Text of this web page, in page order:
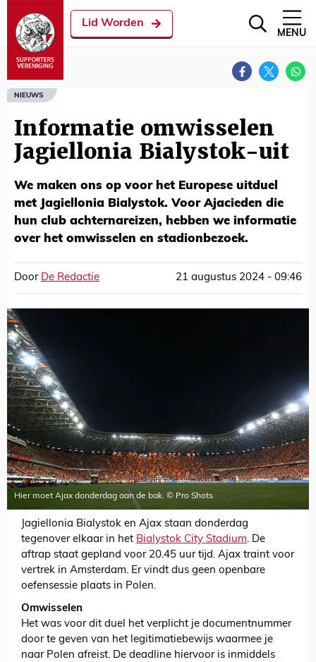
Lid Worden
MENU
NIEUWS
Informatie omwisselen
Jagiellonia Bialystok-uit
We maken ons op voor het Europese uitduel
met Jagiellonia Bialystok. Voor Ajacieden die
hun club achternareizen, hebben we informatie
over het omwisselen en stadionbezoek.
Door De Redactie 21 augustus 2024 - 09:46
Hier moet Ajax donderdag aan de bak. © Pro Shots
Jagiellonia Bialystok en Ajax staan donderdag
tegenover elkaar in het Bialystok City Stadium. De
aftrap staat gepland voor 20.45 uur tijd. Ajax traint voor
vertrek in Amsterdam. Er vindt dus geen openbare
oefensessie plaats in Polen.
Omwisselen
Het was voor dit duel het verplicht je documentnummer
door te geven van het legitimatiebewijs waarmee je
naar Polen afreist. De deadline hiervoor is inmiddels